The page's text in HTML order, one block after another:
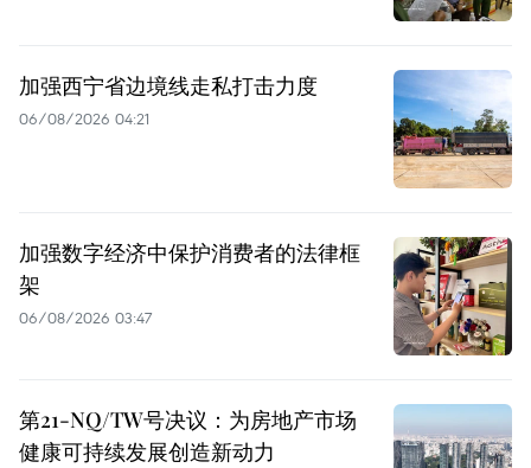
加强西宁省边境线走私打击力度
06/08/2026 04:21
加强数字经济中保护消费者的法律框
架
06/08/2026 03:47
第21-NQ/TW号决议：为房地产市场
健康可持续发展创造新动力